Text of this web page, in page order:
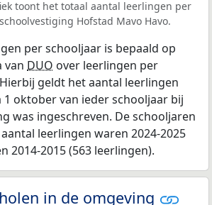
toont het totaal aantal leerlingen per
Hofstad Mavo Havo.
per schooljaar is bepaald op
van DUO over leerlingen per
geldt het aantal leerlingen
oktober van ieder schooljaar bij
was ingeschreven. De schooljaren
leerlingen waren 2024-2025
2014-2015 (563 leerlingen).
in de omgeving